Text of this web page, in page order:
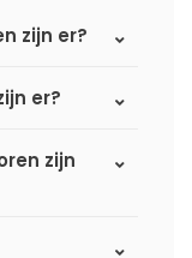
zijn er?
er?
zijn